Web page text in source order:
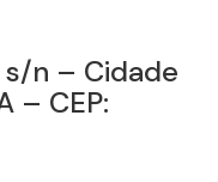
n – Cidade
– CEP: